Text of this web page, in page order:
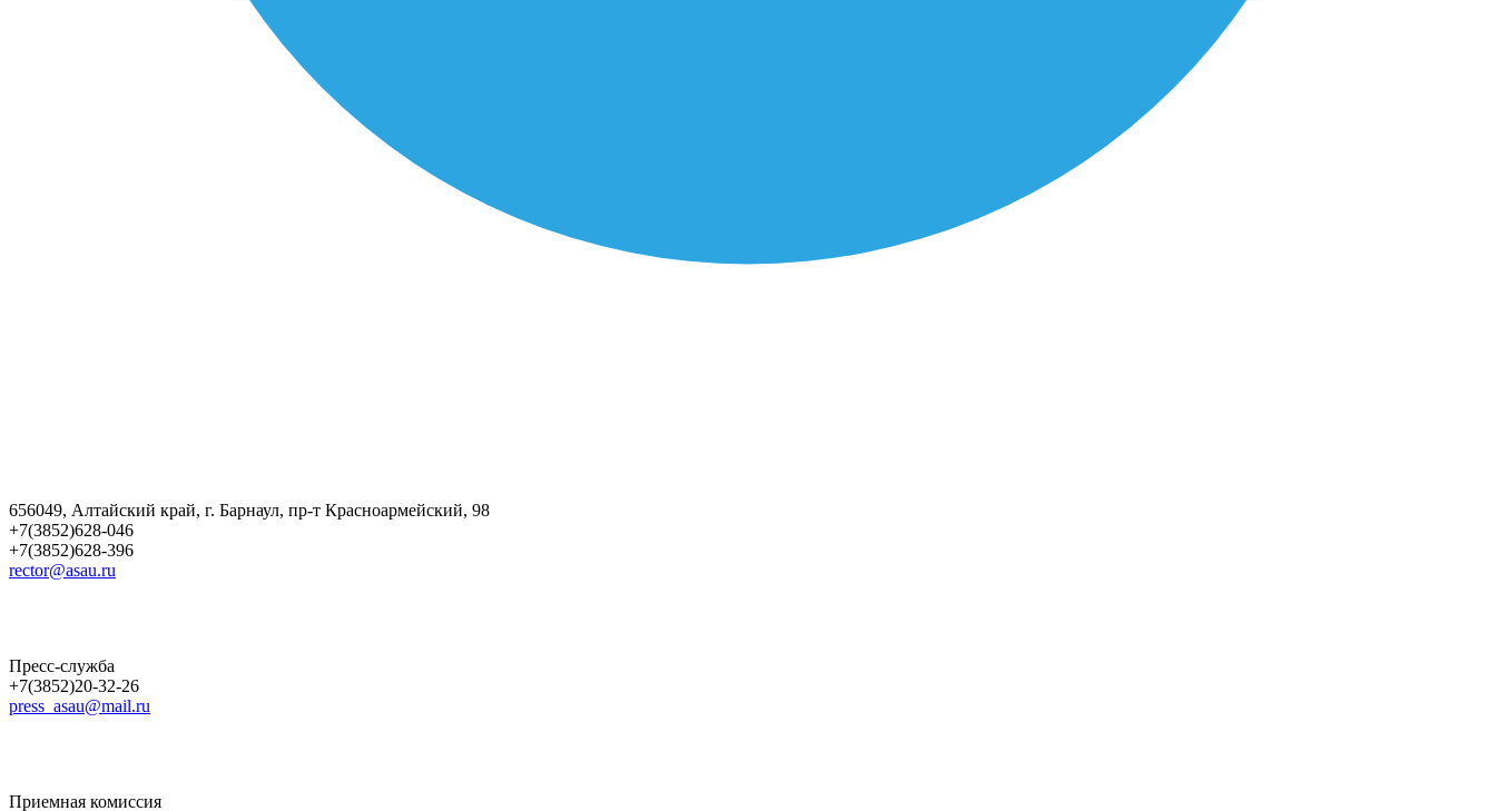
656049, Алтайский край, г. Барнаул, пр-т Красноармейский, 98
+7(3852)628-046
+7(3852)628-396
rector@asau.ru
Пресс-служба
+7(3852)20-32-26
press_asau@mail.ru
Приемная комиссия